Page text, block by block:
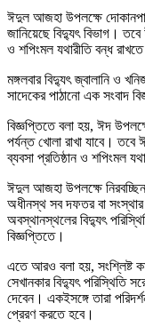
ঈদুল আজহা উপলক্ষে
জানিয়েছে বিদ্যুৎ বিভাগ।
ও শপিংমল যথারীতি বন্ধ রাখতে
মঙ্গলবার বিদ্যুৎ জ্বালানি ও
সাদেকের পাঠানো এক সংবাদ
বিজ্ঞপ্তিতে বলা হয়, ঈদ
পর্যন্ত খোলা রাখা যাবে। তবে
ব্যবসা প্রতিষ্ঠান ও শপিংমল
ঈদুল আজহা উপলক্ষে
অধীনস্থ সব দফতর বা সংস্থার
অবস্থানস্থলের বিদ্যুৎ
বিজ্ঞপ্তিতে।
এতে আরও বলা হয়, সংশ্লিষ্ট
সেখানকার বিদ্যুৎ পরিস্থিতি
দেবেন। একইসঙ্গে তারা
প্রেরণ করতে হবে।